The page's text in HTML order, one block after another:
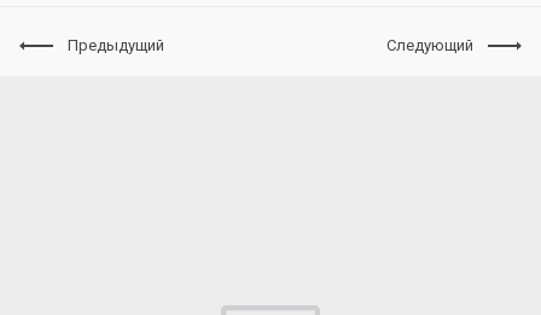
Предыдущий Следующий